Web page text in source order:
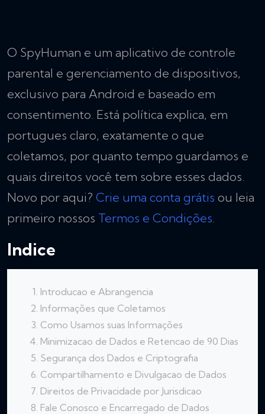
O SpyHuman e um aplicativo de controle
parental e gerenciamento de dispositivos,
exclusivo para Android e baseado em
consentimento. Está política explica, em
portugues claro, exatamente o que
coletamos, por quanto tempo guardamos e
quais direitos você tem sobre esses dados.
Novo por aqui? Crie uma conta grátis ou leia
primeiro nossos Termos e Condições
Indice
Introducao e Abrangencia
Informações que Coletamos
Como Usamos suas Informações
Minimizacao de Dados e Retencao de 90 Dias
Segurança dos Dados e Criptografia
Compartilhamento e Divulgacao de Dados
Direitos de Privacidade por Jurisdicao
Fale Conosco e Encarregado de Dados